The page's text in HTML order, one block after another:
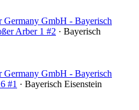
GmbH - Bayerisch
Arber 1 #2 · Bayerisch
GmbH - Bayerisch
#1 · Bayerisch Eisenstein